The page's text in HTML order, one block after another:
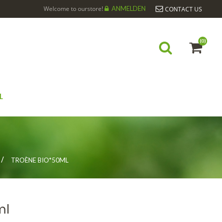
CONTACT US
Welcome to ourstore! ANMELDEN
(0)
TROÈNE BIO*50ML